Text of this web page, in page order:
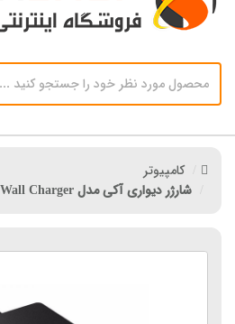
کامپیوتر
شارژر دیواری آکی مدل Aukey PA-T14 Wall Charger